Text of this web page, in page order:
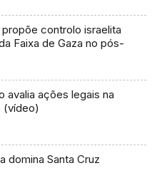
propõe controlo israelita
Faixa de Gaza no pós-
avalia ações legais na
(vídeo)
domina Santa Cruz